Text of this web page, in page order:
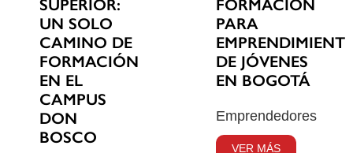
SUPERIOR:
UN SOLO
CAMINO DE
FORMACIÓN
EN EL
CAMPUS
DON
BOSCO
FORMACIÓN
PARA
DE JÓVENES
EN BOGOTÁ
Emprendedores
VER MÁS